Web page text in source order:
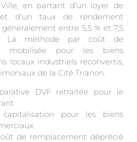
Ville, en partant d’un loyer de
d’un taux de rendement
entre 5,5 % et 7,5
La méthode par coût de
mobilisée pour les biens
locaux industriels reconvertis,
de la Cité Trianon.
DVF retraitée pour le
pour les biens
de remplacement déprécié